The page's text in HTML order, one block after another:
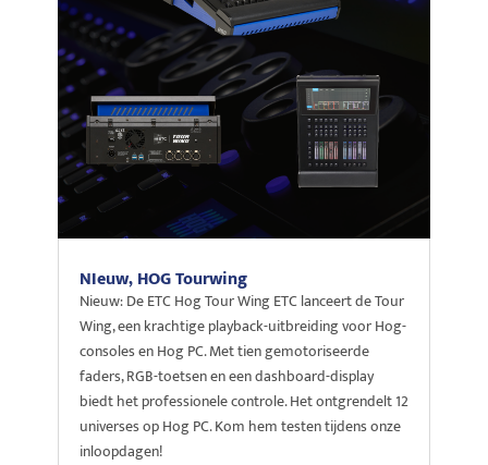
NIeuw, HOG Tourwing
Nieuw: De ETC Hog Tour Wing ETC lanceert de Tour
Wing, een krachtige playback-uitbreiding voor Hog-
consoles en Hog PC. Met tien gemotoriseerde
faders, RGB-toetsen en een dashboard-display
biedt het professionele controle. Het ontgrendelt 12
universes op Hog PC. Kom hem testen tijdens onze
inloopdagen!